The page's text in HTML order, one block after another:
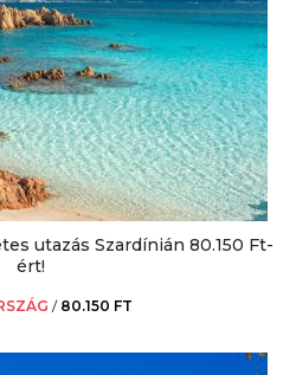
utazás Szardínián 80.150 Ft-
ért!
/ 80.150 FT